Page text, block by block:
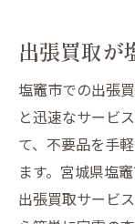
出張買取が
塩竈市での出張
と迅速なサービ
て、不要品を手
ます。宮城県塩
出張買取サービ